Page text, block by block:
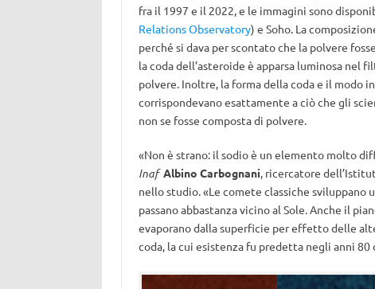
fra il 1997 e il 2022, e le immagini sono
Relations Observatory) e Soho. La
perché si dava per scontato che la polvere
la coda dell’asteroide è apparsa luminosa nel
polvere. Inoltre, la forma della coda e il modo
corrispondevano esattamente a ciò che gli
non se fosse composta di polvere.
«Non è strano: il sodio è un elemento molto
InafAlbino Carbognani, ricercatore
nello studio. «Le comete classiche sviluppano
passano abbastanza vicino al Sole. Anche il
evaporano dalla superficie per effetto delle
coda, la cui esistenza fu predetta negli anni 80